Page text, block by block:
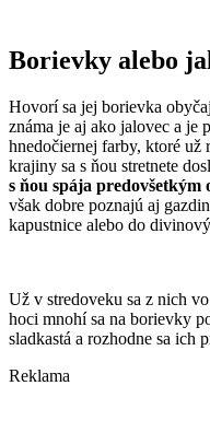
Borievky alebo
Hovorí sa jej borievka
známa je aj ako jalovec a je
hnedočiernej farby, ktoré už
krajiny sa s ňou stretnete
s ňou spája
však dobre poznajú aj
kapustnice alebo do
Už v stredoveku sa z nich
hoci mnohí sa na borievky
sladkastá a rozhodne sa ich
Reklama